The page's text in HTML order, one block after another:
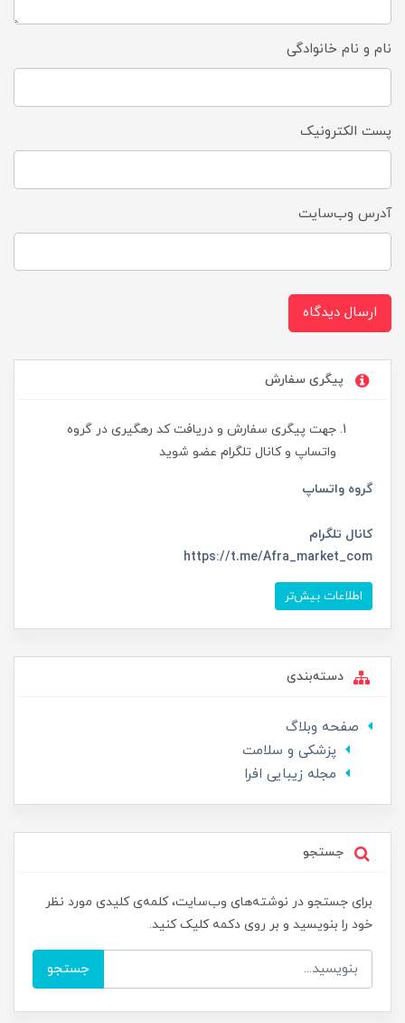
نام و نام خانوادگی
پست الکترونیک
آدرس وب‌سایت
ارسال دیدگاه
پیگری سفارش
جهت پیگری سفارش و دریافت کد رهگیری در گروه
واتساپ و کانال تلگرام عضو شوید
گروه واتساپ
کانال تلگرام
https://t.me/Afra_market_com
اطلاعات بیش‌تر
دسته‌بندی
صفحه وبلاگ
پزشکی و سلامت
مجله زیبایی افرا
جستجو
برای جستجو در نوشته‌های وب‌سایت، کلمه‌ی کلیدی مورد نظر
خود را بنویسید و بر روی دکمه کلیک کنید.
جستجو